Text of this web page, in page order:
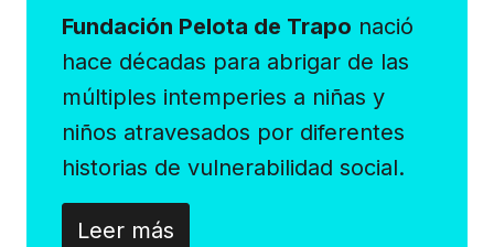
Fundación Pelota de Trapo nació
hace décadas para abrigar de las
múltiples intemperies a niñas y
niños atravesados por diferentes
historias de vulnerabilidad social.
Leer más